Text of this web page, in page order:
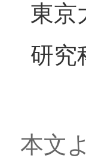
東京
研究
本文